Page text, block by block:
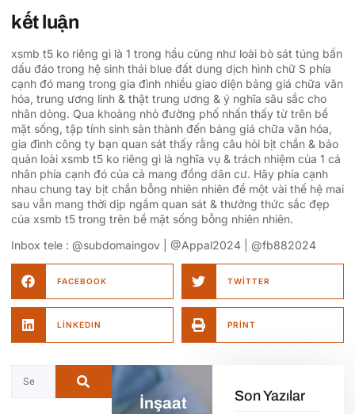
kết luận
xsmb t5 ko riêng gì là 1 trong hầu cũng như loài bò sát túng bấn
dấu đáo trong hệ sinh thái blue đất dung dịch hình chữ S phía
cạnh đó mang trong gia đình nhiều giao diện bảng giá chữa văn
hóa, trung ương linh & thật trung ương & ý nghĩa sâu sắc cho
nhân dòng. Qua khoảng nhỏ đường phố nhấn thấy từ trên bề
mặt sống, tập tính sinh sản thành đến bảng giá chữa văn hóa,
gia đình công ty bạn quan sát thấy rằng câu hỏi bịt chắn & bảo
quản loài xsmb t5 ko riêng gì là nghĩa vụ & trách nhiệm của 1 cá
nhân phía cạnh đó của cả mang đồng dân cư. Hãy phía cạnh
nhau chung tay bịt chắn bỗng nhiên nhiên để một vài thế hệ mai
sau vẫn mang thời dịp ngắm quan sát & thưởng thức sắc đẹp
của xsmb t5 trong trên bề mặt sống bỗng nhiên nhiên.
Inbox tele : @subdomaingov | @Appal2024 | @fb882024
FACEBOOK TWITTER
LINKEDIN PRINT
İnşaat
Son Yazılar